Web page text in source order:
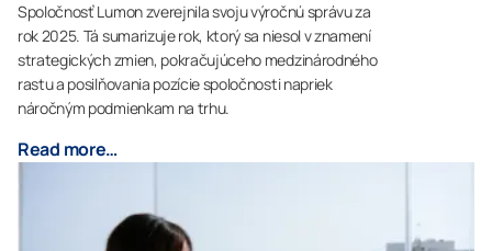
Spoločnosť Lumon zverejnila svoju výročnú správu za
rok 2025. Tá sumarizuje rok, ktorý sa niesol v znamení
strategických zmien, pokračujúceho medzinárodného
rastu a posilňovania pozície spoločnosti napriek
náročným podmienkam na trhu.
Read more…